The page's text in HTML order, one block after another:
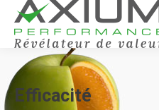
Efficacité